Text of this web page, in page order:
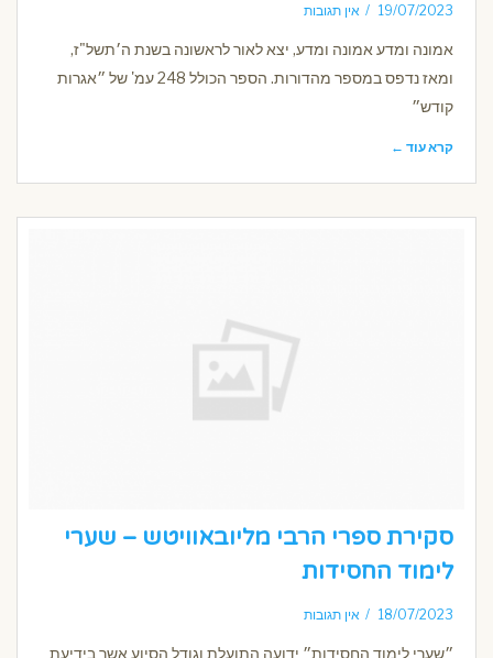
19/07/2023 אין תגובות
אמונה ומדע אמונה ומדע, יצא לאור לראשונה בשנת ה׳תשל"ז,
ומאז נדפס במספר מהדורות. הספר הכולל 248 עמ' של ״אגרות
קודש״
קרא עוד ←
סקירת ספרי הרבי מליובאוויטש – שערי
לימוד החסידות
18/07/2023 אין תגובות
״שערי לימוד החסידות״ ידועה התועלת וגודל הסיוע אשר בידיעת